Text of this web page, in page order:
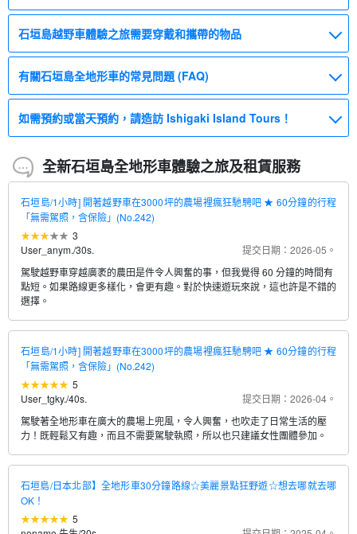
石垣島越野車體驗之旅需要穿戴和攜帶的物品
有關石垣島全地形車的常見問題 (FAQ)
如需預約或當天預約，請造訪 Ishigaki Island Tours！
全新石垣島全地形車體驗之旅及租賃服務
石垣島/1小時] 開著越野車在3000坪的農場裡瘋狂馳騁吧 ★ 60分鐘的行程
「無需駕照，含保險」(No.242)
3
User_anym./30s.
提交日期：2026-05。
駕駛越野車穿越廣袤的農田是件令人興奮的事，但我覺得 60 分鐘的時間有
點短。如果路線更多樣化，會更有趣。對於快速遊玩來說，這也許是不錯的
選擇。
石垣島/1小時] 開著越野車在3000坪的農場裡瘋狂馳騁吧 ★ 60分鐘的行程
「無需駕照，含保險」(No.242)
5
User_tgky./40s.
提交日期：2026-04。
駕駛著全地形車在廣大的農場上兜風，令人興奮，也吹走了日常生活的壓
力！既輕鬆又有趣，而且不需要駕駛執照，所以也只建議女性團體參加。
石垣島/日本北部】全地形車30分鐘路線☆美麗景點狂野遊☆想去哪就去哪
OK！
5